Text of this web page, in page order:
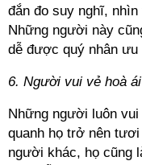
đắn đo suy nghĩ,
Những người này
dễ được quý nhân ưu
6. Người vui vẻ hoà ái
Những người luôn
quanh họ trở nên
người khác, họ cũng